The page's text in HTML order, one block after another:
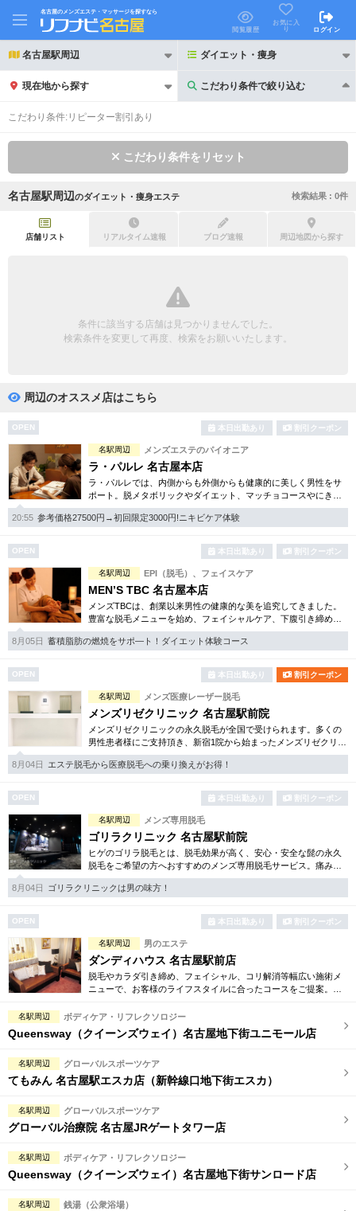
名古屋のメンズエステ・マッサージを探すなら
閲覧履歴
お気に入
り
ログイン
名古屋駅周辺 ダイエット・痩身
現在地から探す こだわり条件で絞り込む
こだわり条件で絞り込む
初回割引あり リピーター割引あり
団体様歓迎
ペアルームあり
フットバスあり 岩盤浴あり
専用駐車場あり 有資格者在籍
日本人スタッフのみ 女性スタッフのみ
スタッフ指名可 Ｗセラピスト
駅から徒歩5分以内
こだわり条件を変更
閉じる
こだわり条件: リピーター割引あり
こだわり条件をリセット
名古屋駅周辺のダイエット・痩身エステ 検索結果 : 0件
店舗リスト リアルタイム速報 ブログ速報 周辺地図から探す
条件に該当する店舗は見つかりませんでした。
検索条件を変更して再度、検索をお願いいたします。
周辺のオススメ店はこちら
OPEN 本日出勤あり 割引クーポン
名駅周辺 メンズエステのパイオニア
ラ・パルレ 名古屋本店
ラ・パルレでは、内側からも外側からも健康的に美しく男性をサ
ポート。脱メタボリックやダイエット、マッチョコースやにきび
内外コース、アロマトリートメント等多彩なメニューをご用意。
お得な体験コースも多数！
20:55 参考価格27500円→初回限定3000円!ニキビケア体験
OPEN 本日出勤あり 割引クーポン
名駅周辺 EPI（脱毛）、フェイスケア
MEN’S TBC 名古屋本店
メンズTBCは、創業以来男性の健康的な美を追究してきました。
豊富な脱毛メニューを始め、フェイシャルケア、下腹引き締め
等、各種お得な体験コースを取り揃えています。選べる種類の多
さで初めての方も安心です。
8月05日 蓄積脂肪の燃焼をサポ―ト！ダイエット体験コース
OPEN 本日出勤あり 割引クーポン
名駅周辺 メンズ医療レーザー脱毛
メンズリゼクリニック 名古屋駅前院
メンズリゼクリニックの永久脱毛が全国で受けられます。多くの
男性患者様にご支持頂き、新宿1院から始まったメンズリゼクリニ
ックが、現在では提携院含め全国10院を展開するクリニックにな
りました。
8月04日 エステ脱毛から医療脱毛への乗り換えがお得！
OPEN 本日出勤あり 割引クーポン
名駅周辺 メンズ専用脱毛
ゴリラクリニック 名古屋駅前院
ヒゲのゴリラ脱毛とは、脱毛効果が高く、安心・安全な髭の永久
脱毛をご希望の方へおすすめのメンズ専用脱毛サービス。痛みに
弱い方には医療用麻酔を3種ご用意、医療認可の脱毛機のみを使
用。スキンケアも万全です。
8月04日 ゴリラクリニックは男の味方！
OPEN 本日出勤あり 割引クーポン
名駅周辺 男のエステ
ダンディハウス 名古屋駅前店
脱毛やカラダ引き締め、フェイシャル、コリ解消等幅広い施術メ
ニューで、お客様のライフスタイルに合ったコースをご提案。各
の効果を実感しています。
名駅周辺 ボディケア・リフレクソロジー
Queensway（クイーンズウェイ）名古屋地下街ユニモール店
名駅周辺 グローバルスポーツケア
てもみん 名古屋駅エスカ店（新幹線口地下街エスカ）
名駅周辺 グローバルスポーツケア
グローバル治療院 名古屋JRゲートタワー店
名駅周辺 ボディケア・リフレクソロジー
Queensway（クイーンズウェイ）名古屋地下街サンロード店
名駅周辺 銭湯（公衆浴場）